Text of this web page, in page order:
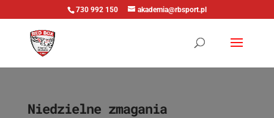
730 992 150 akademia@rbsport.pl
Niedzielne zmagania